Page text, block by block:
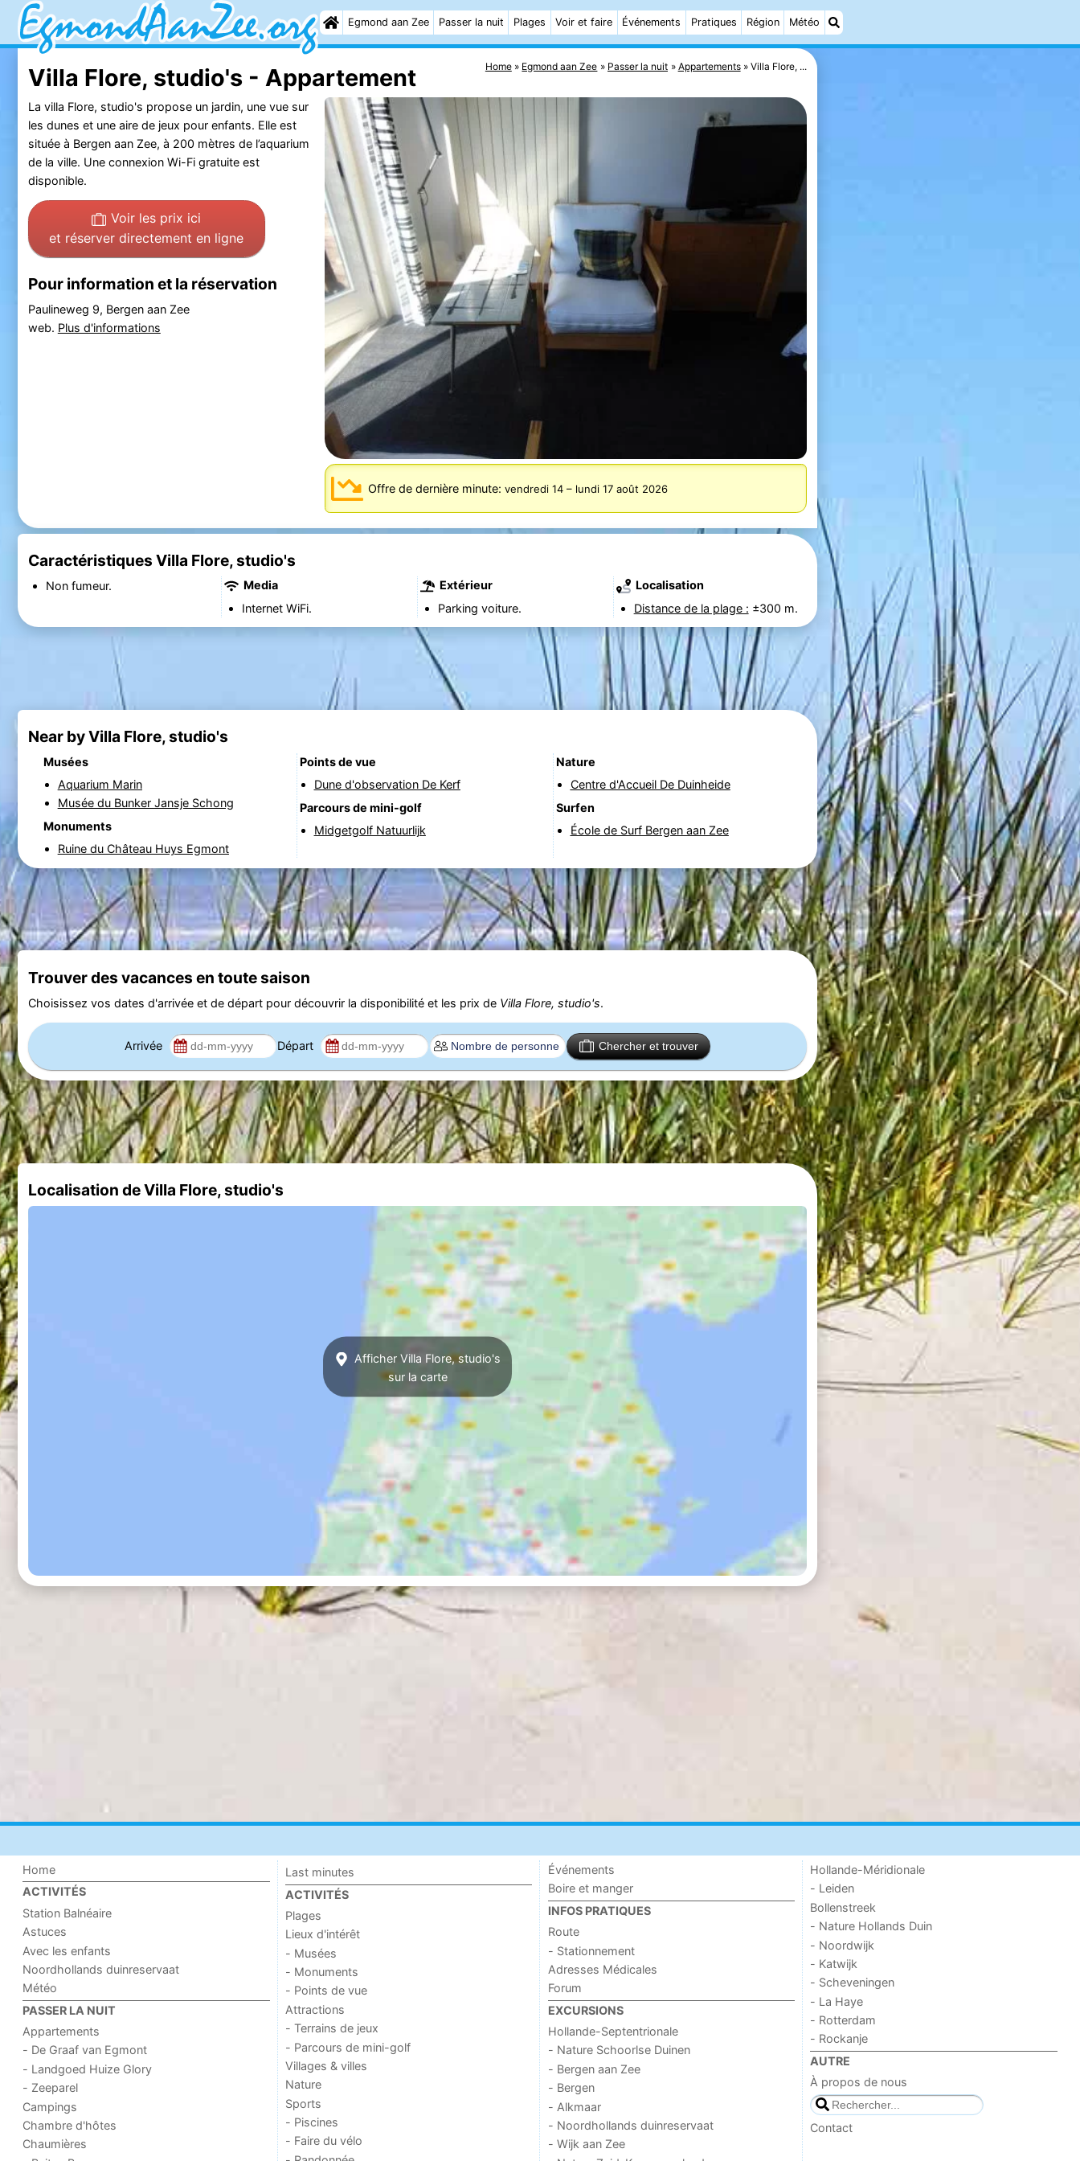
Egmond aan Zee Passer la nuit Plages Voir et faire Événements Pratiques Région Météo
Home Egmond aan Zee Passer la nuit Appartements Villa Flore, ...
Villa Flore, studio's - Appartement
Offre de dernière minute: vendredi 14– lundi 17 août 2026
La villa Flore, studio's propose un jardin, une vue sur
les dunes et une aire de jeux pour enfants. Elle est
située à Bergen aan Zee, à 200 mètres de l’aquarium
de la ville. Une connexion Wi-Fi gratuite est
disponible.
Voir les prix ici
et réserver directement en ligne
Pour information et la réservation
Paulineweg 9, Bergen aan Zee
web. Plus d'informations
Caractéristiques Villa Flore, studio's
Non fumeur.
Media
Internet WiFi.
Extérieur
Parking voiture.
Localisation
Distance de la plage : ±300 m.
Near by Villa Flore, studio's
Musées
Aquarium Marin
Musée du Bunker Jansje Schong
Monuments
Ruine du Château Huys Egmont
Points de vue
Dune d'observation De Kerf
Parcours de mini-golf
Midgetgolf Natuurlijk
Nature
Centre d'Accueil De Duinheide
Surfen
École de Surf Bergen aan Zee
Trouver des vacances en toute saison
Choisissez vos dates d'arrivée et de départ pour découvrir la disponibilité et les prix de Villa Flore, studio's.
Arrivée Départ Chercher et trouver
Localisation de Villa Flore, studio's
Afficher Villa Flore, studio's
sur la carte
Home
ACTIVITÉS
Station Balnéaire
Astuces
Avec les enfants
Noordhollands duinreservaat
Météo
PASSER LA NUIT
Appartements
- De Graaf van Egmont
- Landgoed Huize Glory
- Zeeparel
Campings
Chambre d'hôtes
Chaumières
Last minutes
ACTIVITÉS
Plages
Lieux d'intérêt
- Musées
- Monuments
- Points de vue
Attractions
- Terrains de jeux
- Parcours de mini-golf
Villages & villes
Nature
Sports
- Piscines
- Faire du vélo
Événements
Boire et manger
INFOS PRATIQUES
Route
- Stationnement
Adresses Médicales
Forum
EXCURSIONS
Hollande-Septentrionale
- Nature Schoorlse Duinen
- Bergen aan Zee
- Bergen
- Alkmaar
- Noordhollands duinreservaat
- Wijk aan Zee
Hollande-Méridionale
- Leiden
Bollenstreek
- Nature Hollands Duin
- Noordwijk
- Katwijk
- Scheveningen
- La Haye
- Rotterdam
- Rockanje
AUTRE
À propos de nous
Contact